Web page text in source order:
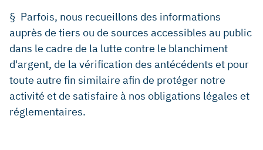
§ Parfois, nous recueillons des informations
auprès de tiers ou de sources accessibles au public
dans le cadre de la lutte contre le blanchiment
d'argent, de la vérification des antécédents et pour
toute autre fin similaire afin de protéger notre
activité et de satisfaire à nos obligations légales et
réglementaires.